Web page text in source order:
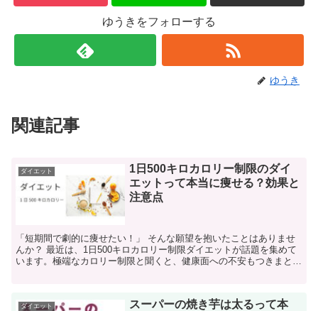
ゆうきをフォローする
ゆうき
関連記事
ダイエット
1日500キロカロリー制限のダイ
エットって本当に痩せる？効果と
注意点
「短期間で劇的に痩せたい！」 そんな願望を抱いたことはありませ
んか？ 最近は、1日500キロカロリー制限ダイエットが話題を集めて
います。極端なカロリー制限と聞くと、健康面への不安もつきまとい
ダイエット
スーパーの焼き芋は太るって本